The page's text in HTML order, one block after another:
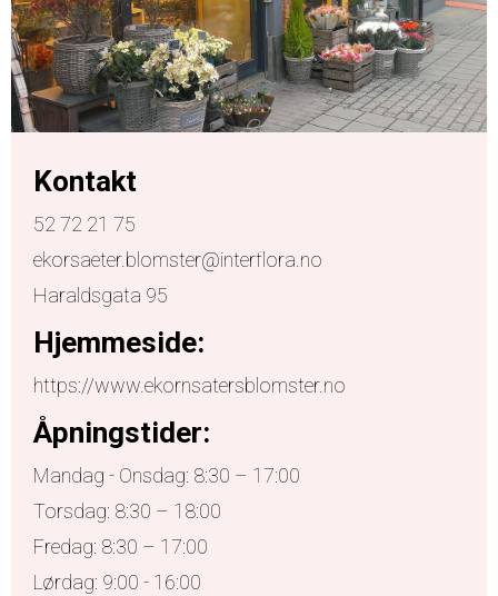
Kontakt
52 72 21 75
ekorsaeter.blomster@interflora.no
Haraldsgata 95
Hjemmeside:
https://www.ekornsatersblomster.no
Åpningstider:
Mandag - Onsdag: 8:30 – 17:00
Torsdag: 8:30 – 18:00
Fredag: 8:30 – 17:00
Lørdag: 9:00 - 16:00